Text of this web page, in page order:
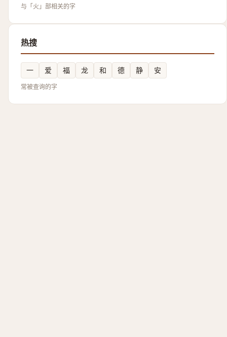
与「火」部相关的字
热搜
一 爱 福 龙 和 德 静 安
常被查询的字